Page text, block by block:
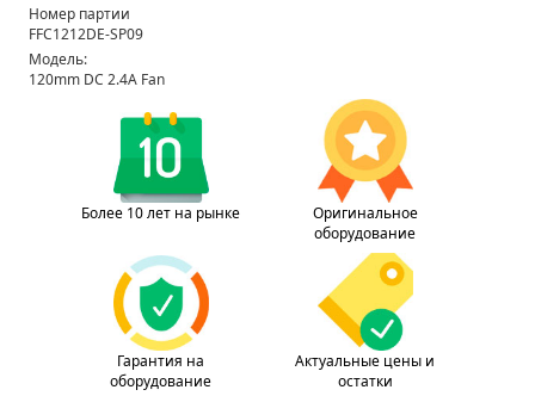
Номер партии
FFC1212DE-SP09
Модель:
120mm DC 2.4A Fan
Более 10 лет на рынке
Оригинальное
оборудование
Гарантия на
оборудование
Актуальные цены и
остатки